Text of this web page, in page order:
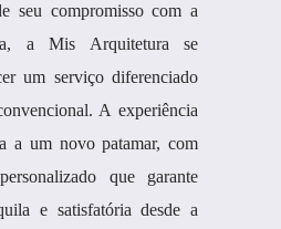
seu compromisso com a
a Mis Arquitetura se
um serviço diferenciado
A experiência
a um novo patamar, com
que garante
e satisfatória desde a